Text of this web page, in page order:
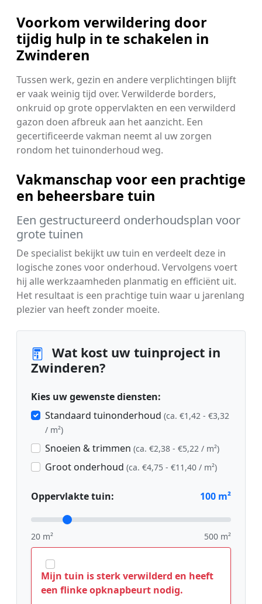
Voorkom verwildering door
tijdig hulp in te schakelen in
Zwinderen
Tussen werk, gezin en andere verplichtingen blijft
er vaak weinig tijd over. Verwilderde borders,
onkruid op grote oppervlakten en een verwilderd
gazon doen afbreuk aan het aanzicht. Een
gecertificeerde vakman neemt al uw zorgen
rondom het tuinonderhoud weg.
Vakmanschap voor een prachtige
en beheersbare tuin
Een gestructureerd onderhoudsplan voor
grote tuinen
De specialist bekijkt uw tuin en verdeelt deze in
logische zones voor onderhoud. Vervolgens voert
hij alle werkzaamheden planmatig en efficiënt uit.
Het resultaat is een prachtige tuin waar u jarenlang
plezier van heeft zonder moeite.
Wat kost uw tuinproject in
Zwinderen?
Kies uw gewenste diensten:
Standaard tuinonderhoud (ca. €1,42 - €3,32
/ m²)
Snoeien & trimmen (ca. €2,38 - €5,22 / m²)
Groot onderhoud (ca. €4,75 - €11,40 / m²)
Oppervlakte tuin: 100 m²
20 m² 500 m²
Mijn tuin is sterk verwilderd en heeft
een flinke opknapbeurt nodig.